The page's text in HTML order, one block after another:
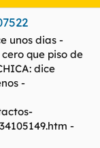
unos dias -
que piso de
dice
-
-